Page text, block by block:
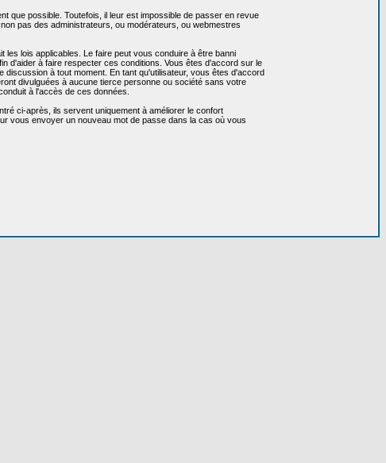
que possible. Toutefois, il leur est impossible de passer en revue
pas des administrateurs, ou modérateurs, ou webmestres
lois applicables. Le faire peut vous conduire à être banni
d'aider à faire respecter ces conditions. Vous êtes d'accord sur le
discussion à tout moment. En tant qu'utilisateur, vous êtes d'accord
divulguées à aucune tierce personne ou société sans votre
à l'accès de ces données.
ci-après, ils servent uniquement à améliorer le confort
vous envoyer un nouveau mot de passe dans la cas où vous